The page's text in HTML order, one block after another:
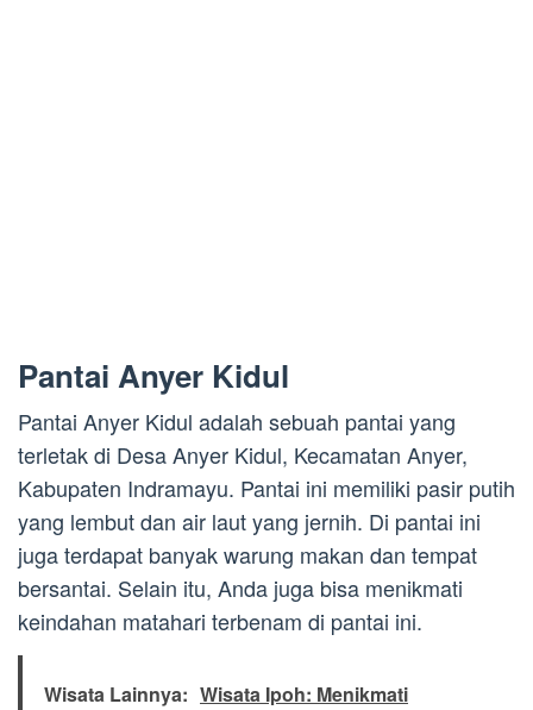
Pantai Anyer Kidul
Pantai Anyer Kidul adalah sebuah pantai yang
terletak di Desa Anyer Kidul, Kecamatan Anyer,
Kabupaten Indramayu. Pantai ini memiliki pasir putih
yang lembut dan air laut yang jernih. Di pantai ini
juga terdapat banyak warung makan dan tempat
bersantai. Selain itu, Anda juga bisa menikmati
keindahan matahari terbenam di pantai ini.
Wisata Lainnya: Wisata Ipoh: Menikmati